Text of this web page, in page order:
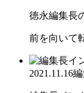
徳永編集長
前を向いて
2021.11.16編